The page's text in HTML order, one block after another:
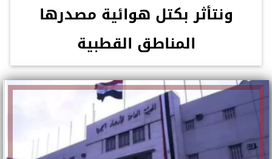
ونتأثر بكتل هوائية مصدرها
المناطق القطبية